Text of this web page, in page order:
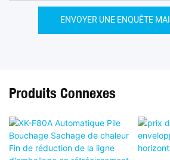
ENVOYER UNE ENQUÊTE
Produits Connexes